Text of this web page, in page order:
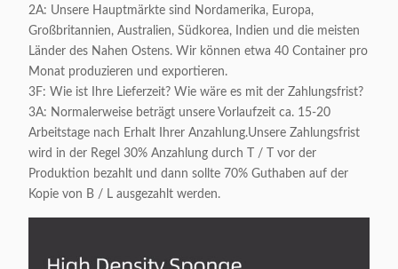
2A: Unsere Hauptmärkte sind Nordamerika, Europa,
Großbritannien, Australien, Südkorea, Indien und die meisten
Länder des Nahen Ostens. Wir können etwa 40 Container pro
Monat produzieren und exportieren.
3F: Wie ist Ihre Lieferzeit? Wie wäre es mit der Zahlungsfrist?
3A: Normalerweise beträgt unsere Vorlaufzeit ca. 15-20
Arbeitstage nach Erhalt Ihrer Anzahlung.Unsere Zahlungsfrist
wird in der Regel 30% Anzahlung durch T / T vor der
Produktion bezahlt und dann sollte 70% Guthaben auf der
Kopie von B / L ausgezahlt werden.